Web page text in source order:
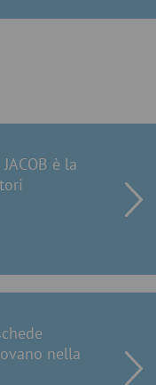
è la
nella